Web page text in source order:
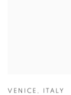
VENICE , ITALY